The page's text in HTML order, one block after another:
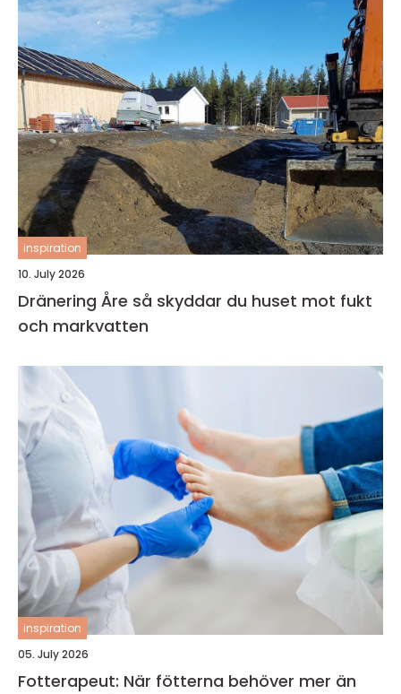
inspiration
10. July 2026
Dränering Åre så skyddar du huset mot fukt
och markvatten
inspiration
05. July 2026
Fotterapeut: När fötterna behöver mer än